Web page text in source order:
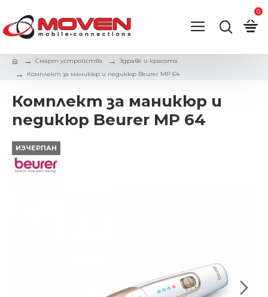
0
Смарт устройства
Здраве и красота
Комплект за маникюр и педикюр Beurer MP 64
Комплект за маникюр и
педикюр Beurer MP 64
ИЗЧЕРПАН